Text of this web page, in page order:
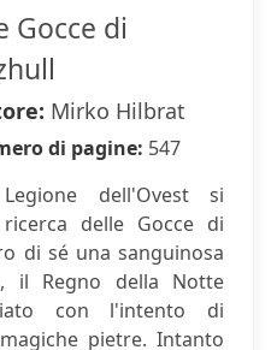
Gocce di
Mirko Hilbrat
di pagine: 547
dell'Ovest si
delle Gocce di
di sé una sanguinosa
il Regno della Notte
con l'intento di
pietre. Intanto